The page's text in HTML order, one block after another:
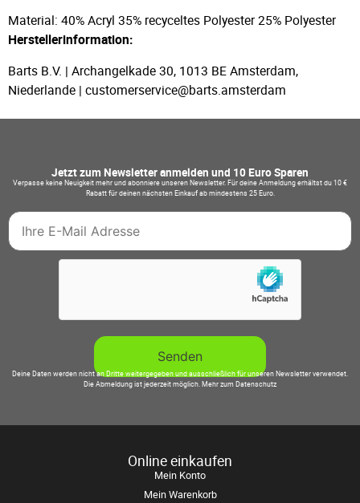
Material: 40% Acryl 35% recyceltes Polyester 25% Polyester
Herstellerinformation:
Barts B.V. | Archangelkade 30, 1013 BE Amsterdam,
Niederlande | customerservice@barts.amsterdam
Jetzt zum Newsletter anmelden und 10 Euro Sparen
Verpasse keine Neuigkeit mehr und abonniere unseren Newsletter. Für deine Anmeldung erhältst du 10 €
Rabatt für deinen nächsten Einkauf ab mindestens 25 Euro.
Deine Daten werden nicht an Dritte weitergegeben und ausschließlich für unseren Newsletter verwendet.
Die Abmeldung ist jederzeit möglich.Mehr zum Datenschutz
Online einkaufen
Mein Konto
Mein Warenkorb